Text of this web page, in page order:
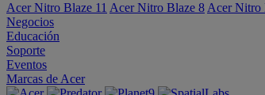
Acer Nitro Blaze 11 Acer Nitro Blaze 8 Acer Nitro
Negocios
Educación
Soporte
Eventos
Marcas de Acer